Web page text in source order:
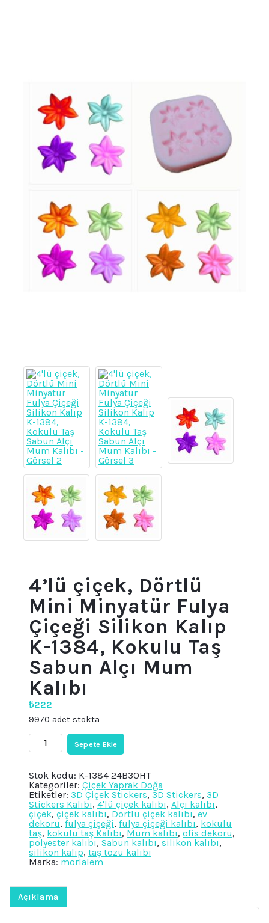
4’lü çiçek, Dörtlü
Mini Minyatür Fulya
Çiçeği Silikon Kalıp
K-1384, Kokulu Taş
Sabun Alçı Mum
Kalıbı
₺222
9970 adet stokta
4'lü
çiçek,
Minyatür
Fulya
Çiçeği
Silikon
Kalıp
K-
1384,
Kokulu
Taş
Sabun
Kalıbı
adet
Sepete Ekle
Stok kodu: K-1384 24B30HT
Kategoriler: Çiçek Yaprak Doğa
Etiketler: 3D Çiçek Stickers, 3D Stickers, 3D
Stickers Kalıbı, 4'lü çiçek kalıbı, Alçı kalıbı,
çiçek, çiçek kalıbı, Dörtlü çiçek kalıbı, ev
dekoru, fulya çiçeği, fulya çiçeği kalıbı, kokulu
taş, kokulu taş Kalıbı, Mum kalıbı, ofis dekoru,
polyester kalıbı, Sabun kalıbı, silikon kalıbı,
silikon kalıp, taş tozu kalıbı
Marka: morlalem
Açıklama